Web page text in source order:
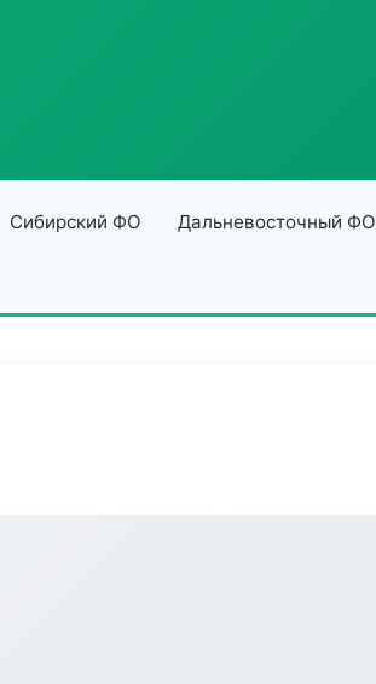
Сибирский ФО Дальневосточный ФО